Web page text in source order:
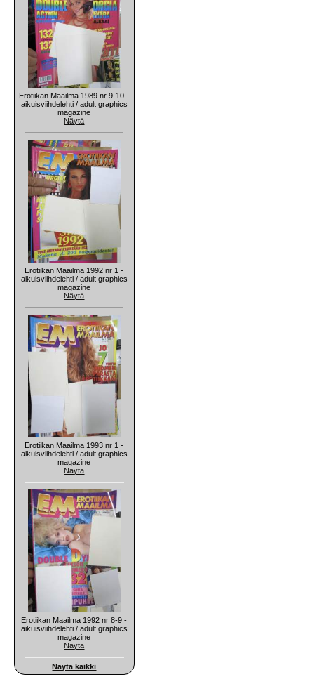
Erotiikan Maailma 1989 nr 9-10 -
aikuisviihdelehti / adult graphics
magazine
Näytä
Erotiikan Maailma 1992 nr 1 -
aikuisviihdelehti / adult graphics
magazine
Näytä
Erotiikan Maailma 1993 nr 1 -
aikuisviihdelehti / adult graphics
magazine
Näytä
Erotiikan Maailma 1992 nr 8-9 -
aikuisviihdelehti / adult graphics
magazine
Näytä
Näytä kaikki